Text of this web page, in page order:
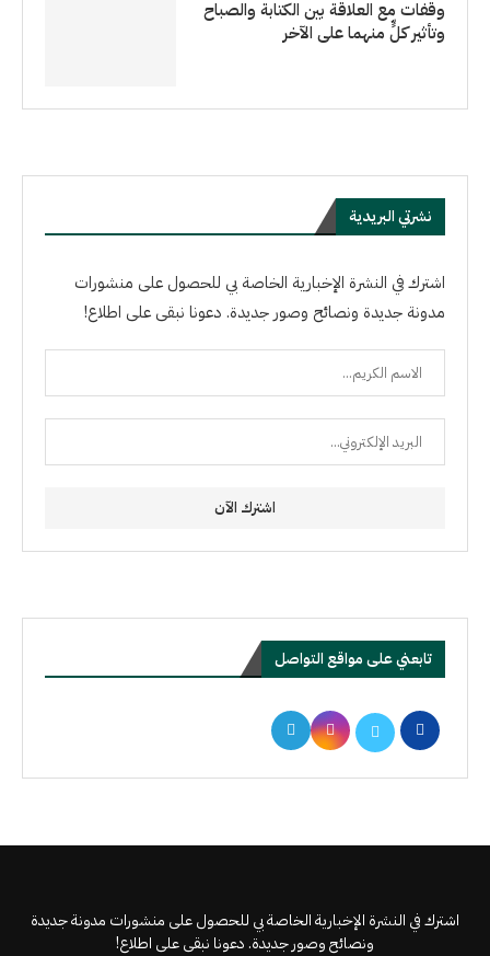
وقفات مع العلاقة بين الكتابة والصباح
وتأثير كلٍّ منهما على الآخر
نشرتي البريدية
اشترك في النشرة الإخبارية الخاصة بي للحصول على منشورات
مدونة جديدة ونصائح وصور جديدة. دعونا نبقى على اطلاع!
تابعني على مواقع التواصل
اشترك في النشرة الإخبارية الخاصة بي للحصول على منشورات مدونة جديدة
ونصائح وصور جديدة. دعونا نبقى على اطلاع!